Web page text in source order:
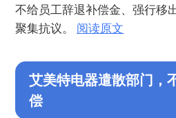
不给员工辞退补偿金、强行移
聚集抗议。 阅读原文
艾美特电器遣散部门，
偿